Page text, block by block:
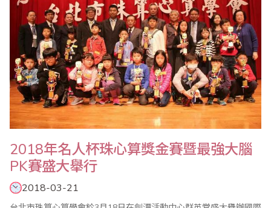
2018年名人杯珠心算獎金賽暨最強大腦
PK賽盛大舉行
2018-03-21